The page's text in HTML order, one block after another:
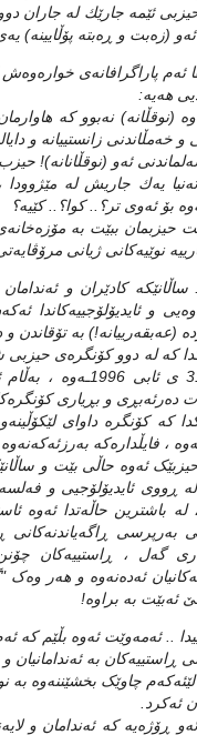
ئێمه‌ جارێك له‌ جاران
ئه‌و (زه‌بت و ڕه‌بته‌ پۆڵايينه‌)
ئه‌م پاراگرافانه‌ی
هه‌یه‌:
(نوقڵانه‌) نه‌بوو كه‌
و خه‌مڵاندنی زانستييانه‌ و
ئه‌و (نوقڵانانه‌)!
ته‌نيا يه‌ك جاريش له‌
بۆ ئه‌وی تر؟.. كوا؟.. كێيه‌؟
حيزبمان ببێت به‌
نوێيه‌كانی ژيانی
کادێران و
و ئایدیۆلۆجییه‌کاندا
(عه‌بقه‌رییانه!)‌ به‌ تۆقاندن
که‌ له‌ دوو کۆنگره‌ی حیزبی
دوای 31 ی ئابی
ده‌رئه‌بڕی و بڕیاری
که‌ کۆنگره‌ داوای
، فایڵداره‌که‌
ئه‌وه‌ حاڵی بێت و
له‌ ڕووی ئایدیۆلۆجیی و
له‌ باشترین حاڵه‌تدا ئه‌وه‌
به‌رپرسی ڕاگه‌یاندنه‌کانی
گه‌ل ، ڕاستییه‌کان
ئه‌ده‌نه‌وه‌ و هه‌ر وه‌ک
ئه‌بێت به‌ براوه‌!
.. ئه‌مه‌وێت ئه‌وه‌ بڵێم که‌
ڕاستییه‌کان به‌
لێئه‌که‌م چاوێک بخشێننه‌وه‌ به‌
ئه‌کرد.
ڕۆژه‌یه‌ که‌ ئه‌ندامان و